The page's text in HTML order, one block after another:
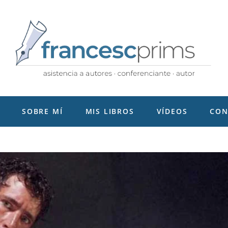
SOBRE MÍ MIS LIBROS VÍDEOS